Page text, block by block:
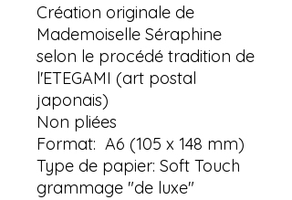
Création originale de
Mademoiselle Séraphine
selon le procédé tradition de
l'ETEGAMI (art postal
japonais)
Non pliées
Format: A6 (105 x 148 mm)
Type de papier: Soft Touch
grammage "de luxe"